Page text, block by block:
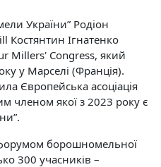
України” Родіон
Костянтин Ігнатенко
Millers' Congress, який
у Марселі (Франція).
Європейська асоціація
членом якої з 2023 року є
борошномельної
300 учасників –